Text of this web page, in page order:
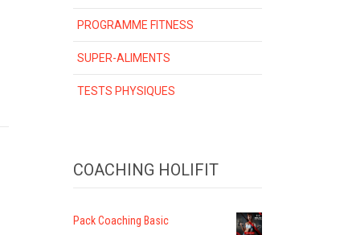
PROGRAMME FITNESS
SUPER-ALIMENTS
TESTS PHYSIQUES
COACHING HOLIFIT
Pack Coaching Basic